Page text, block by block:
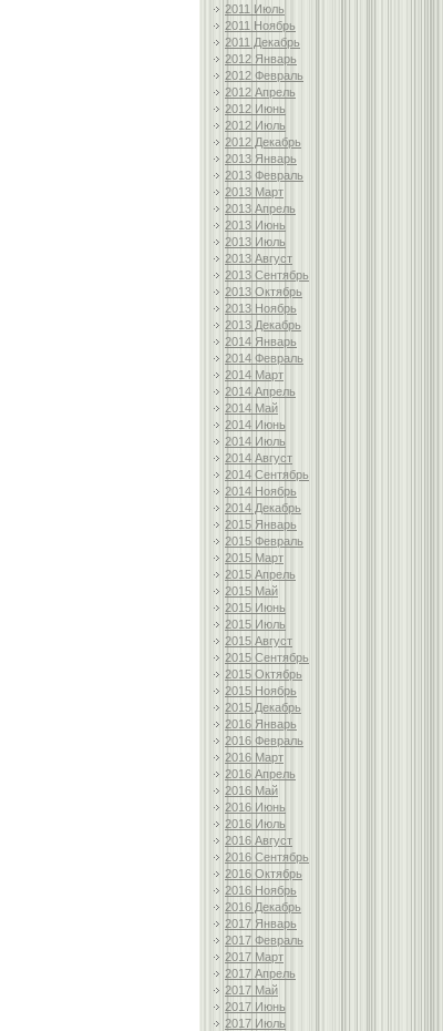
2011 Июль
2011 Ноябрь
2011 Декабрь
2012 Январь
2012 Февраль
2012 Апрель
2012 Июнь
2012 Июль
2012 Декабрь
2013 Январь
2013 Февраль
2013 Март
2013 Апрель
2013 Июнь
2013 Июль
2013 Август
2013 Сентябрь
2013 Октябрь
2013 Ноябрь
2013 Декабрь
2014 Январь
2014 Февраль
2014 Март
2014 Апрель
2014 Май
2014 Июнь
2014 Июль
2014 Август
2014 Сентябрь
2014 Ноябрь
2014 Декабрь
2015 Январь
2015 Февраль
2015 Март
2015 Апрель
2015 Май
2015 Июнь
2015 Июль
2015 Август
2015 Сентябрь
2015 Октябрь
2015 Ноябрь
2015 Декабрь
2016 Январь
2016 Февраль
2016 Март
2016 Апрель
2016 Май
2016 Июнь
2016 Июль
2016 Август
2016 Сентябрь
2016 Октябрь
2016 Ноябрь
2016 Декабрь
2017 Январь
2017 Февраль
2017 Март
2017 Апрель
2017 Май
2017 Июнь
2017 Июль